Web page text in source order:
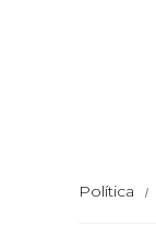
Política